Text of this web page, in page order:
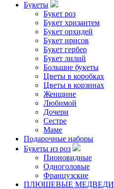
Букеты
Букет роз
Букет хризантем
Букет орхидей
Букет ирисов
Букет гербер
Букет лилий
Большие букеты
Цветы в коробках
Цветы в корзинах
Женщине
Любимой
Дочери
Сестре
Маме
Подарочные наборы
Букеты из роз
Пионовидные
Одноголовые
Французские
ПЛЮШЕВЫЕ МЕДВЕДИ